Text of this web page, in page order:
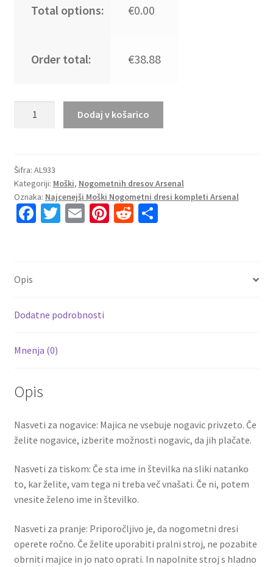
Total options: €0.00
Order total: €38.88
kompleti
Arsenal
Gostujoči
2023-
4
Dodaj v košarico
Šifra: AL933
Kategoriji: Moški, Nogometnih dresov Arsenal
Oznaka: Najcenejši Moški Nogometni dresi kompleti Arsenal
Fa
k
T E Pi R S
Opis
Dodatne podrobnosti
Mnenja (0)
Opis
Nasveti za nogavice: Majica ne vsebuje nogavic privzeto. Če
želite nogavice, izberite možnosti nogavic, da jih plačate.
Nasveti za tiskom: Če sta ime in številka na sliki natanko
to, kar želite, vam tega ni treba več vnašati. Če ni, potem
vnesite želeno ime in številko.
Nasveti za pranje: Priporočljivo je, da nogometni dresi
operete ročno. Če želite uporabiti pralni stroj, ne pozabite
obrniti majice in jo nato oprati. In napolnite stroj s hladno